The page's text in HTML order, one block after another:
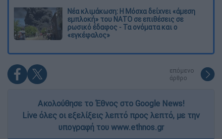
Νέα κλιμάκωση: Η Μόσχα δείχνει «άμεση
εμπλοκή» του ΝΑΤΟ σε επιθέσεις σε
ρωσικό έδαφος - Τα ονόματα και ο
«εγκέφαλος»
επόμενο
άρθρο
Ακολούθησε το Έθνος στο Google News!
Live όλες οι εξελίξεις λεπτό προς λεπτό, με την
υπογραφή του www.ethnos.gr